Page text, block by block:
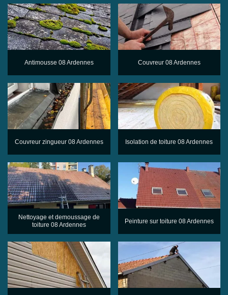
Antimousse 08 Ardennes Couvreur 08 Ardennes
Couvreur zingueur 08 Ardennes Isolation de toiture 08 Ardennes
Nettoyage et demoussage de
toiture 08 Ardennes
Peinture sur toiture 08 Ardennes